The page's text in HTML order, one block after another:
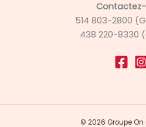
514 803-2800
438 220-8330
© 2026 Groupe